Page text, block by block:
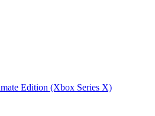
Edition (Xbox Series X)